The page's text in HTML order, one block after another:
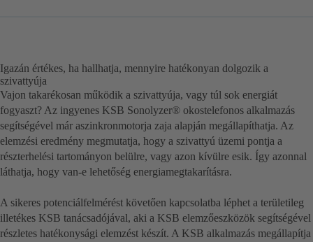
Igazán értékes, ha hallhatja, mennyire hatékonyan dolgozik a
szivattyúja
Vajon takarékosan működik a szivattyúja, vagy túl sok energiát
fogyaszt? Az ingyenes KSB Sonolyzer® okostelefonos alkalmazás
segítségével már aszinkronmotorja zaja alapján megállapíthatja. Az
elemzési eredmény megmutatja, hogy a szivattyú üzemi pontja a
részterhelési tartományon belülre, vagy azon kívülre esik. Így azonnal
láthatja, hogy van-e lehetőség energiamegtakarításra.
A sikeres potenciálfelmérést követően kapcsolatba léphet a területileg
illetékes KSB tanácsadójával, aki a KSB elemzőeszközök segítségével
részletes hatékonysági elemzést készít. A KSB alkalmazás megállapítja